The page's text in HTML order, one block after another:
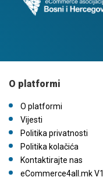
O platformi
O platformi
Vijesti
Politika privatnosti
Politika kolačića
Kontaktirajte nas
eCommerce4all.mk V1